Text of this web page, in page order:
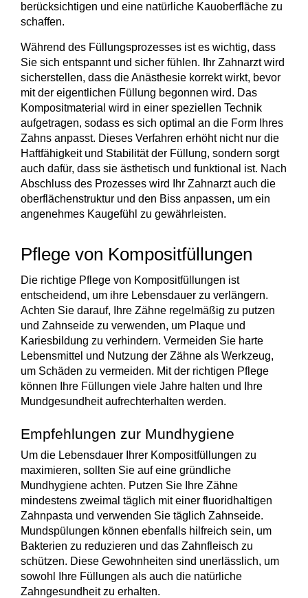
berücksichtigen und eine natürliche Kauoberfläche zu
schaffen.
Während des Füllungsprozesses ist es wichtig, dass
Sie sich entspannt und sicher fühlen. Ihr Zahnarzt wird
sicherstellen, dass die Anästhesie korrekt wirkt, bevor
mit der eigentlichen Füllung begonnen wird. Das
Kompositmaterial wird in einer speziellen Technik
aufgetragen, sodass es sich optimal an die Form Ihres
Zahns anpasst. Dieses Verfahren erhöht nicht nur die
Haftfähigkeitund Stabilität der Füllung, sondern sorgt
auch dafür, dass sie ästhetisch und funktional ist. Nach
Abschluss des Prozesses wird Ihr Zahnarzt auch die
oberflächenstruktur und den Biss anpassen, um ein
angenehmes Kaugefühl zu gewährleisten.
Pflege von Kompositfüllungen
Die richtige Pflege von Kompositfüllungen ist
entscheidend, um ihre Lebensdauer zu verlängern.
Achten Sie darauf, Ihre Zähne regelmäßig zu putzen
und Zahnseide zu verwenden, um Plaque und
Kariesbildung zu verhindern. Vermeiden Sie harte
Lebensmittel und Nutzung der Zähne als Werkzeug,
um Schäden zu vermeiden. Mit der richtigen Pflege
können Ihre Füllungen viele Jahre halten und Ihre
Mundgesundheit aufrechterhalten werden.
Empfehlungen zur Mundhygiene
Um die Lebensdauer Ihrer Kompositfüllungen zu
maximieren, sollten Sie auf eine gründliche
Mundhygiene achten. Putzen Sie Ihre Zähne
mindestens zweimal täglich mit einer fluoridhaltigen
Zahnpasta und verwenden Sie täglich Zahnseide.
Mundspülungen können ebenfalls hilfreich sein, um
Bakterien zu reduzieren und das Zahnfleisch zu
schützen. Diese Gewohnheiten sind unerlässlich, um
sowohl Ihre Füllungen als auch die natürliche
Zahngesundheit zu erhalten.